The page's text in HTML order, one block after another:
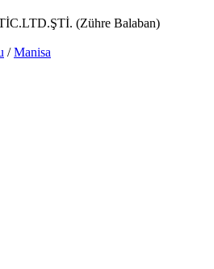
(Zühre Balaban)
/Manisa